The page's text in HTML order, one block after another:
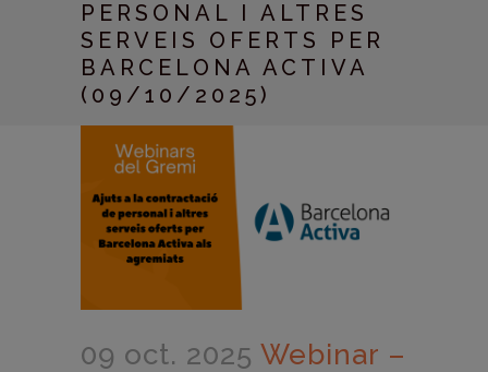
PERSONAL I ALTRES
SERVEIS OFERTS PER
BARCELONA ACTIVA
(09/10/2025)
09 oct. 2025 Webinar –